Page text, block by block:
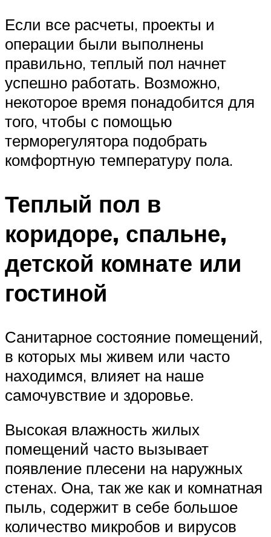
Если все расчеты, проекты и
операции были выполнены
правильно, теплый пол начнет
успешно работать. Возможно,
некоторое время понадобится для
того, чтобы с помощью
терморегулятора подобрать
комфортную температуру пола.
Теплый пол в
коридоре, спальне,
детской комнате или
гостиной
Санитарное состояние помещений,
в которых мы живем или часто
находимся, влияет на наше
самочувствие и здоровье.
Высокая влажность жилых
помещений часто вызывает
появление плесени на наружных
стенах. Она, так же как и комнатная
пыль, содержит в себе большое
количество микробов и вирусов